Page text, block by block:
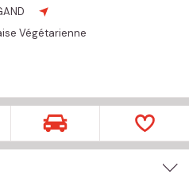
Végétarienne